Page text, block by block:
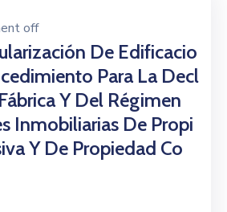
off
De Edificacio
Para La Decl
Y Del Régimen
Inmobiliarias De Propi
Y De Propiedad Co